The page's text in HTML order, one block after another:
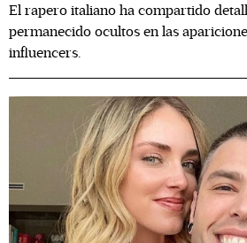
El rapero italiano ha compartido
permanecido ocultos en las
influencers.